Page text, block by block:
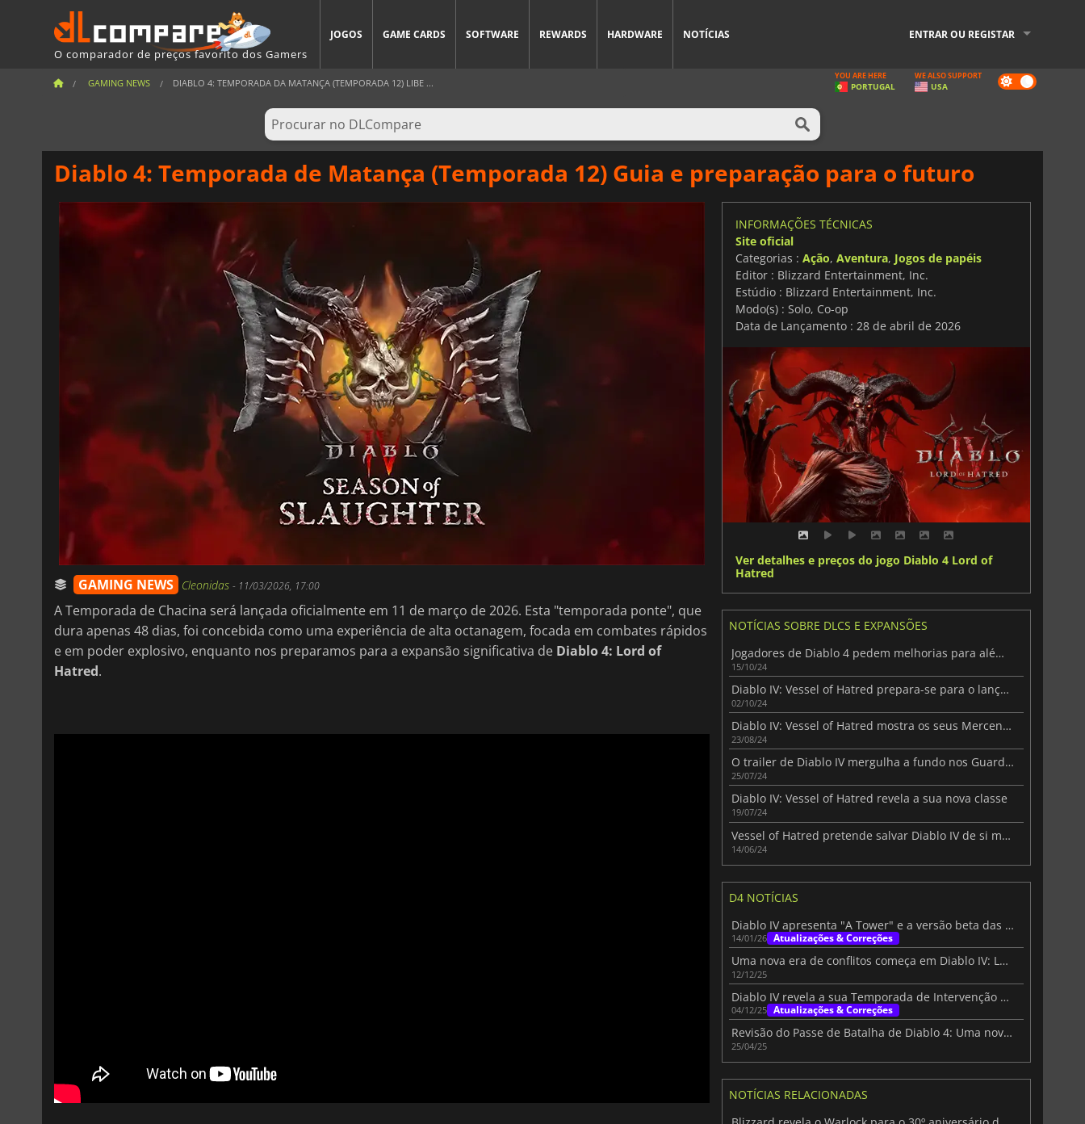
O comparador de preços favorito dos Gamers
JOGOS GAME CARDS SOFTWARE REWARDS HARDWARE NOTÍCIAS ENTRAR OU REGISTAR
GAMING NEWS DIABLO 4: TEMPORADA DA MATANÇA (TEMPORADA 12) LIBE ... Dark
mode
YOU ARE HERE
PORTUGAL
WE ALSO SUPPORT
USA
Diablo 4: Temporada de Matança (Temporada 12) Guia e preparação para o futuro
GAMING NEWS Cleonidas - 11/03/2026, 17:00
A Temporada de Chacina será lançada oficialmente em 11 de março de 2026. Esta "temporada ponte", que
dura apenas 48 dias, foi concebida como uma experiência de alta octanagem, focada em combates rápidos
e em poder explosivo, enquanto nos preparamos para a expansão significativa de Diablo 4: Lord of
Hatred.
INFORMAÇÕES TÉCNICAS
Site oficial
Categorias : Ação, Aventura, Jogos de papéis
Editor : Blizzard Entertainment, Inc.
Estúdio : Blizzard Entertainment, Inc.
Modo(s) : Solo, Co-op
Data de Lançamento : 28 de abril de 2026
Ver detalhes e preços do jogo Diablo 4 Lord of
Hatred
NOTÍCIAS SOBRE DLCS E EXPANSÕES
Jogadores de Diablo 4 pedem melhorias para além de Vessel of Hatred
15/10/24
Diablo IV: Vessel of Hatred prepara-se para o lançamento com um trailer fantástico
02/10/24
Diablo IV: Vessel of Hatred mostra os seus Mercenários em ação
23/08/24
O trailer de Diablo IV mergulha a fundo nos Guardiões Espirituais de Spiritborn
25/07/24
Diablo IV: Vessel of Hatred revela a sua nova classe
19/07/24
Vessel of Hatred pretende salvar Diablo IV de si mesmo
14/06/24
D4 NOTÍCIAS
Diablo IV apresenta "A Tower" e a versão beta das tabelas de classificação
14/01/26 Atualizações & Correções
Uma nova era de conflitos começa em Diablo IV: Lord of Hatred
12/12/25
Diablo IV revela a sua Temporada de Intervenção Divina
04/12/25 Atualizações & Correções
Revisão do Passe de Batalha de Diablo 4: Uma nova era de escolha do jogador na Temporada 8
25/04/25
NOTÍCIAS RELACIONADAS